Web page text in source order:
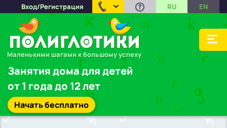
EN
RU
Вход/Регистрация
Маленькими шагами к большому успеху
Занятия дома для детей
от 1 года до 12 лет
Начать бесплатно